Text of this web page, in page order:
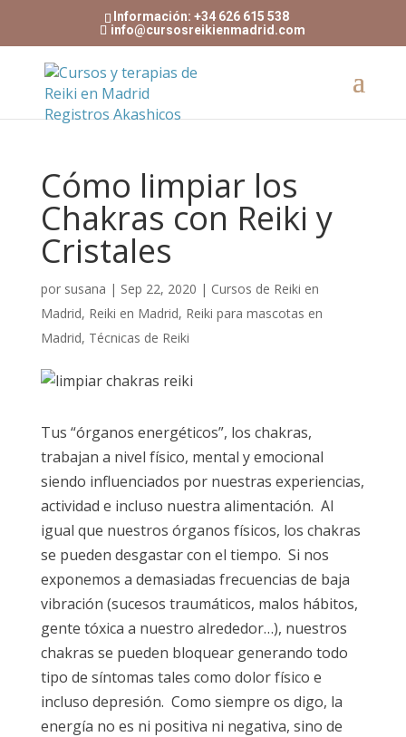
Información: +34 626 615 538
info@cursosreikienmadrid.com
Cómo limpiar los
Chakras con Reiki y
Cristales
por susana | Sep 22, 2020 | Cursos de Reiki en
Madrid, Reiki en Madrid, Reiki para mascotas en
Madrid, Técnicas de Reiki
Tus “órganos energéticos”, los chakras,
trabajan a nivel físico, mental y emocional
siendo influenciados por nuestras experiencias,
actividad e incluso nuestra alimentación. Al
igual que nuestros órganos físicos, los chakras
se pueden desgastar con el tiempo. Si nos
exponemos a demasiadas frecuencias de baja
vibración (sucesos traumáticos, malos hábitos,
gente tóxica a nuestro alrededor…), nuestros
chakras se pueden bloquear generando todo
tipo de síntomas tales como dolor físico e
incluso depresión. Como siempre os digo, la
energía no es ni positiva ni negativa, sino de